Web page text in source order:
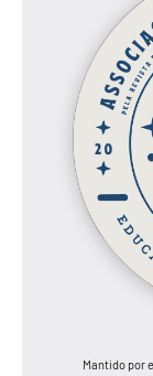
Mantido por